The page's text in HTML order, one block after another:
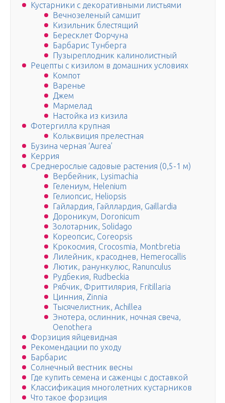
Кустарники с декоративными листьями
Вечнозеленый самшит
Кизильник блестящий
Бересклет Форчуна
Барбарис Тунберга
Пузыреплодник калинолистный
Рецепты с кизилом в домашних условиях
Компот
Варенье
Джем
Мармелад
Настойка из кизила
Фотергилла крупная
Кольквиция прелестная
Бузина черная ‘Aurea’
Керрия
Среднерослые садовые растения (0,5-1 м)
Вербейник, Lysimachia
Гелениум, Helenium
Гелиопсис, Heliopsis
Гайлардия, Гайллардия, Gaillardia
Дороникум, Doronicum
Золотарник, Solidago
Кореопсис, Coreopsis
Крокосмия, Crocosmia, Montbretia
Лилейник, красоднев, Hemerocallis
Лютик, ранункулюс, Ranunculus
Рудбекия, Rudbeckia
Рябчик, Фриттилярия, Fritillaria
Цинния, Zinnia
Тысячелистник, Achillea
Энотера, ослинник, ночная свеча,
Oenothera
Форзиция яйцевидная
Рекомендации по уходу
Барбарис
Солнечный вестник весны
Где купить семена и саженцы с доставкой
Классификация многолетних кустарников
Что такое форзиция